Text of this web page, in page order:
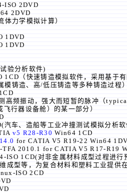
ISO 2DVD
2DVD
体力学模拟计算）
1DVD
1DVD
验分析软件)
1CD（快速铸造模拟软件，采用基于
高/低压铸造等多种铸造过程）
高频振动，强大而短暂的脉冲（
器设备舱）的某一部分）
汽车、造船等工业冲撞测试模拟分析
v5 R28-R30 Win64 1CD
for CATIA V5 R19-22 Win64
TFA 2010.1 for CATIA V5 R17-R19
ISO 1CD(对非金属材料成型过程进
复合材料和塑料工业提供在计
ISO 2CD